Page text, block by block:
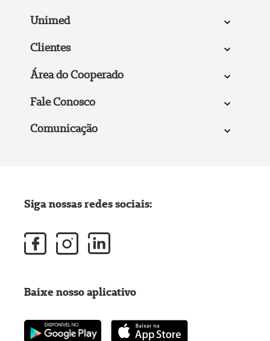
Unimed
Clientes
Área do Cooperado
Fale Conosco
Comunicação
Siga nossas redes sociais:
Baixe nosso aplicativo